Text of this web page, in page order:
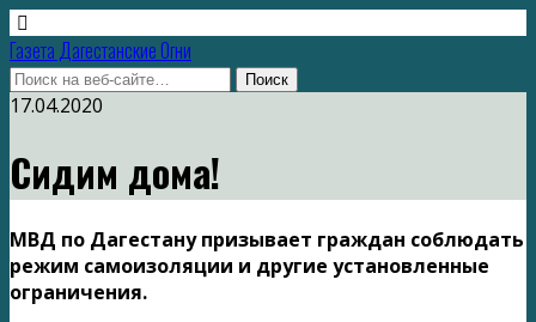
Газета Дагестанские Огни
17.04.2020
Сидим дома!
МВД по Дагестану призывает граждан соблюдать
режим самоизоляции и другие установленные
ограничения.